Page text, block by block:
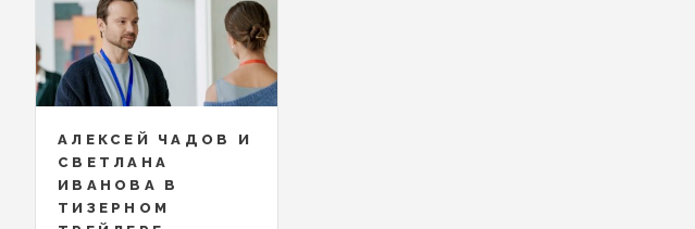
АЛЕКСЕЙ ЧАДОВ И
СВЕТЛАНА
ИВАНОВА В
ТИЗЕРНОМ